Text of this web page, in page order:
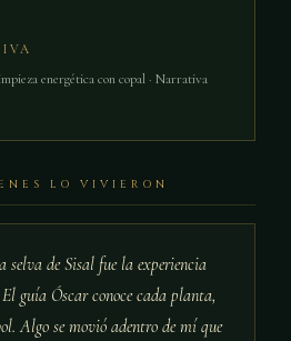
IVA
energética con copal · Narrativa
LO VIVIERON
selva de Sisal fue la experiencia
guía Óscar conoce cada planta,
Algo se movió adentro de mí que